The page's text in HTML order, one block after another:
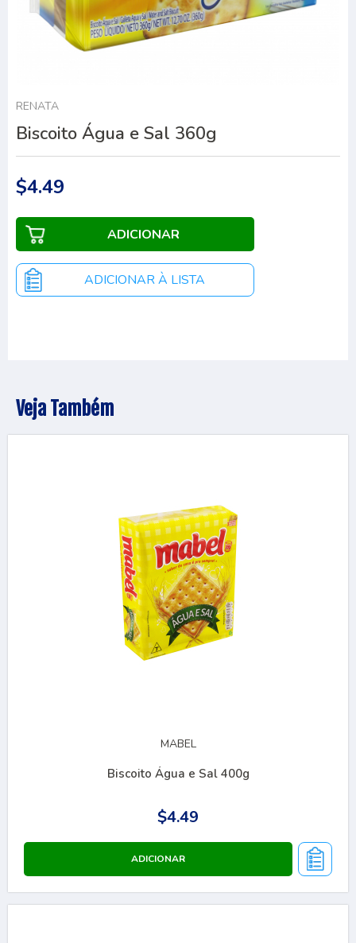
RENATA
Biscoito Água e Sal 360g
$4.49
Veja Também
MABEL
Biscoito Água e Sal 400g
$4.49